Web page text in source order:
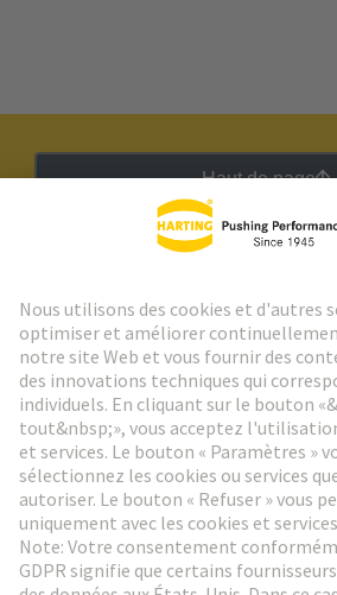
Haut de page
Aller à l'inscription
Social Media